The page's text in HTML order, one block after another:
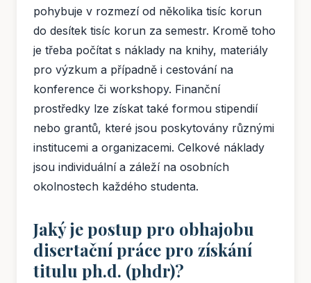
pohybuje v rozmezí od několika tisíc korun
do desítek tisíc korun za semestr. Kromě toho
je třeba počítat s náklady na knihy, materiály
pro výzkum a případně i cestování na
konference či workshopy. Finanční
prostředky lze získat také formou stipendií
nebo grantů, které jsou poskytovány různými
institucemi a organizacemi. Celkové náklady
jsou individuální a záleží na osobních
okolnostech každého studenta.
Jaký je postup pro obhajobu
disertační práce pro získání
titulu ph.d. (phdr)?